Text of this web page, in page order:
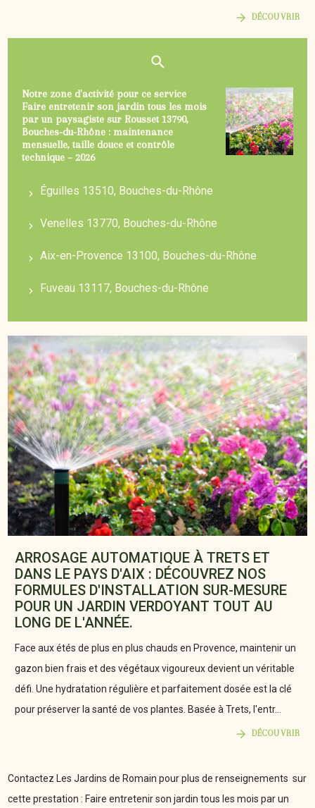
DÉCOUVRIR
Notre zone d'activité pour ce service
Faire entretenir son jardin tous les mois
par un paysagiste sur Rousset 13790,
Bouches-du-Rhône : maintenance
mensuelle, taille douce et contrôle
technique – 2026
Éguilles 13510, Bouches-du-Rhône
Venelles 13770, Bouches-du-Rhône
Aix-en-Provence 13100, Bouches-du-Rhône
Fuveau 13117, Bouches-du-Rhône
ARROSAGE AUTOMATIQUE À TRETS ET
DANS LE PAYS D'AIX : DÉCOUVREZ NOS
FORMULES D'INSTALLATION SUR-MESURE
POUR UN JARDIN VERDOYANT TOUT AU
LONG DE L'ANNÉE.
Face aux étés de plus en plus chauds en Provence, maintenir un
gazon bien frais et des végétaux vigoureux devient un véritable
défi. Une hydratation régulière et parfaitement dosée est la clé
pour préserver la santé de vos plantes. Basée à Trets, l'entr...
DÉCOUVRIR
Contactez Les Jardins de Romain pour plus de renseignements sur
cette prestation : Faire entretenir son jardin tous les mois par un